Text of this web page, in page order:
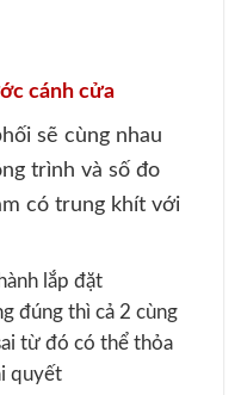
cánh cửa
sẽ cùng nhau
trình và số đo
có trung khít với
lắp đặt
đúng thì cả 2 cùng
từ đó có thể thỏa
quyết